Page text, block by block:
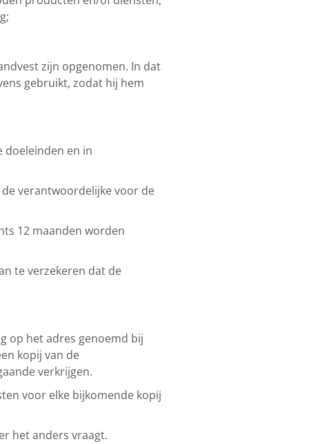
zijn opgenomen. In dat
gebruikt, zodat hij hem
doeleinden en in
verantwoordelijke voor de
12 maanden worden
te verzekeren dat de
op het adres genoemd bij
kopij van de
verkrijgen.
voor elke bijkomende kopij
het anders vraagt.